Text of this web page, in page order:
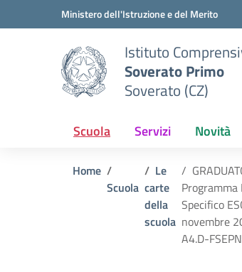
Vai ai contenuti
Vai al menu di navigazioneMinistero dell'Istruzione e del Merito
Istituto
Soverato Primo
Soverato (CZ)
Scuola Servizi Novità
Home
Scuola
Le
carte
della
scuola
Specifico
novembre
A4.D-